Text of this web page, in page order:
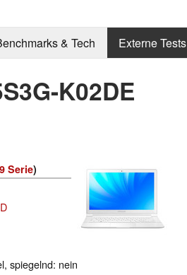
& Tech Externe Tests
K02DE
Serie)
spiegelnd: nein